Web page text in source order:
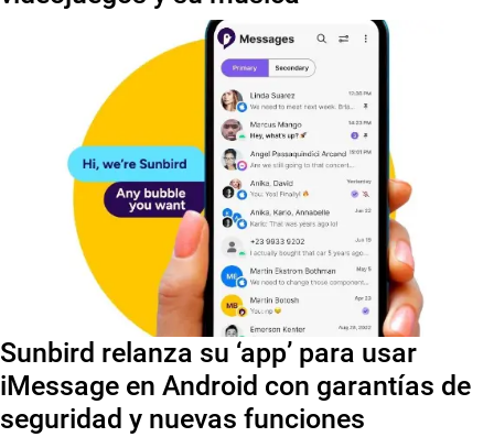
Sunbird relanza su ‘app’ para usar
iMessage en Android con garantías de
seguridad y nuevas funciones